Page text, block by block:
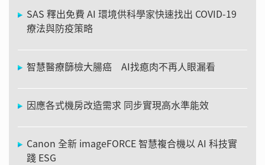
SAS 釋出免費 AI 環境供科學家快速找出 COVID-19
療法與防疫策略
智慧醫療篩檢大腸癌 AI找瘜肉不再人眼漏看
因應各式機房改造需求 同步實現高水準能效
Canon 全新 imageFORCE 智慧複合機以 AI 科技實
踐 ESG